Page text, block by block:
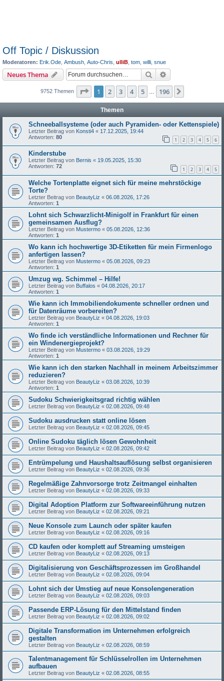
Off Topic / Diskussion
Moderatoren: Erik.Ode Ambush Auto-Chris ulliB tom willi snue
Neues Thema Suche
9752 Themen Seite 1von 196
1 2 3 4 5 196
Themen
Schneeballsysteme (oder auch Pyramiden- oder Kettenspiele)
Letzter Beitrag von Konsti4 « 17.12.2025, 19:44
Antworten: 80 1 2 3 4 5 6
Kinderstube
Letzter Beitrag von Bernis « 19.05.2025, 15:30
Antworten: 72 1 2 3 4 5
Welche Tortenplatte eignet sich für meine mehrstöckige
Torte?
Letzter Beitrag von BeautyLiz « 06.08.2026, 17:26
Antworten: 1
Lohnt sich Schwarzlicht-Minigolf in Frankfurt für einen
gemeinsamen Ausflug?
Letzter Beitrag von Mustermo « 05.08.2026, 12:36
Antworten: 1
Wo kann ich hochwertige 3D-Etiketten für mein Firmenlogo
anfertigen lassen?
Letzter Beitrag von Mustermo « 05.08.2026, 09:23
Antworten: 1
Umzug wg. Schimmel – Hilfe!
Letzter Beitrag von Buffalos « 04.08.2026, 20:17
Antworten: 1
Wie kann ich Immobiliendokumente schneller ordnen und
für Datenräume vorbereiten?
Letzter Beitrag von BeautyLiz « 04.08.2026, 19:03
Antworten: 1
Wo finde ich verständliche Informationen und Rechner für
ein Windenergieprojekt?
Letzter Beitrag von Mustermo « 03.08.2026, 19:29
Antworten: 1
Wie kann ich den starken Nachhall in meinem Arbeitszimmer
reduzieren?
Letzter Beitrag von BeautyLiz « 03.08.2026, 10:39
Antworten: 1
Sudoku Schwierigkeitsgrad richtig wählen
Letzter Beitrag von BeautyLiz « 02.08.2026, 09:48
Sudoku ausdrucken statt online lösen
Letzter Beitrag von BeautyLiz « 02.08.2026, 09:45
Online Sudoku täglich lösen Gewohnheit
Letzter Beitrag von BeautyLiz « 02.08.2026, 09:42
Entrümpelung und Haushaltsauflösung selbst organisieren
Letzter Beitrag von BeautyLiz « 02.08.2026, 09:36
Regelmäßige Zahnvorsorge trotz Zeitmangel einhalten
Letzter Beitrag von BeautyLiz « 02.08.2026, 09:33
Digital Adoption Platform zur Softwareeinführung nutzen
Letzter Beitrag von BeautyLiz « 02.08.2026, 09:21
Neue Konsole zum Launch oder später kaufen
Letzter Beitrag von BeautyLiz « 02.08.2026, 09:16
CD kaufen oder komplett auf Streaming umsteigen
Letzter Beitrag von BeautyLiz « 02.08.2026, 09:13
Digitalisierung von Geschäftsprozessen im Großhandel
Letzter Beitrag von BeautyLiz « 02.08.2026, 09:04
Lohnt sich der Umstieg auf neue Konsolengeneration
Letzter Beitrag von BeautyLiz « 02.08.2026, 09:03
Passende ERP-Lösung für den Mittelstand finden
Letzter Beitrag von BeautyLiz « 02.08.2026, 09:02
Digitale Transformation im Unternehmen erfolgreich
gestalten
Letzter Beitrag von BeautyLiz « 02.08.2026, 08:59
Talentmanagement für Schlüsselrollen im Unternehmen
aufbauen
Letzter Beitrag von BeautyLiz « 02.08.2026, 08:55